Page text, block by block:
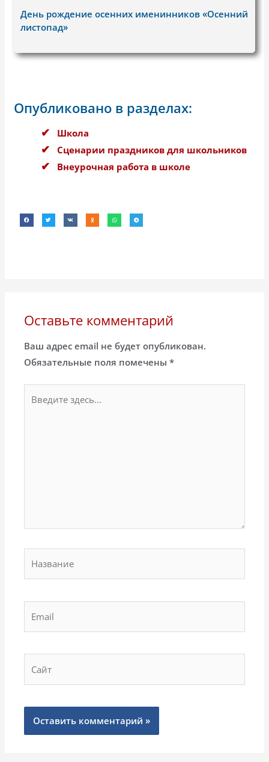
День рождение осенних именинников «Осенний
листопад»
Опубликовано в разделах:
Школа
Сценарии праздников для школьников
Внеурочная работа в школе
Оставьте комментарий
Ваш адрес email не будет опубликован.
Обязательные поля помечены*
здесь...